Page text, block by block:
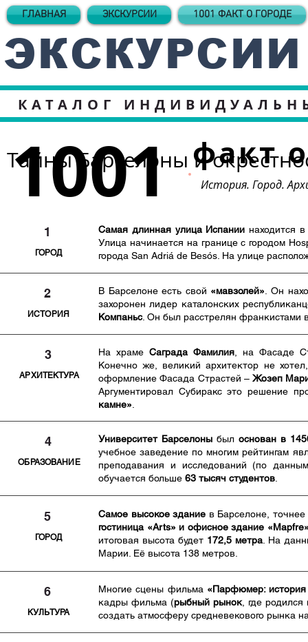
ГЛАВНАЯ ЭКСКУРСИИ 1001 ФАКТ О ГОРОДЕ
КАТАЛОГ
Тайны Барселоны и
1001 факт
История. Город.
1
​ГОРОД
Самая длинная улица Испании находится
Улица начинается на границе с городом
города San Adriá de Besós. На улице
2
ИСТОРИЯ
В Барселоне есть свой «мавзолей» . Он
захоронен лидер каталонских
Компаньс. Он был расстрелян франкистами
3
АРХИТЕКТУРА
На храмеСаграда Фамилия , на Фасаде
Конечно же, великий архитектор не
оформление Фасада Страстей –Жозеп
Аргументировал Субиракс это решение
камне»
4
ОБРАЗОВАНИЕ
Университет Барселоныбыл основан в
учебное заведение по многим рейтингам
преподавания и исследований (по
обучается больше 63 тысяч студентов
5
​ГОРОД
Самое высокое здание в Барселоне,
гостиница «Arts» и офисное здание
итоговая высота будет 172,5 метра . На
Марии. Её высота 138 метров.
6
КУЛЬТУРА
Многие сцены фильма «Парфюмер: история
кадры фильма (рыбный рынок, где родился
создать атмосферу средневекового рынка